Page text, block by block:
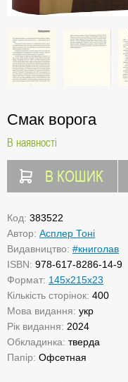
Смак ворога
В наявності
В КОШИК
Код: 383522
Автор: Асплер Тоні
Видавництво: #книголав
ISBN: 978-617-8286-14-9
Формат: 145x215х23
Кількість сторінок: 400
Мова видання: укр
Рік видання: 2024
Обкладинка: тверда
Папір: Офсетная